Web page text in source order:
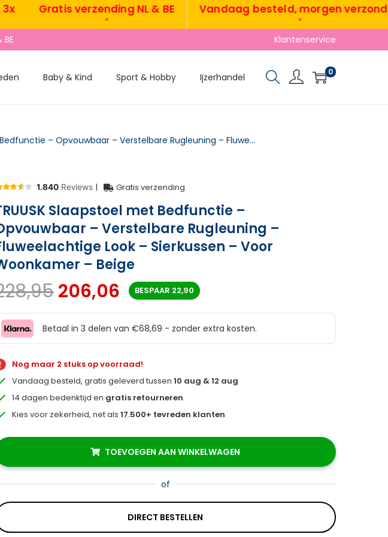
Gratis verzending NL & BE Vandaag besteld, morgen verzonden
verzonden Klantenservice
Baby & Kind Sport & Hobby Ijzerhandel 0
TRUUSK Slaapstoel met Bedfunctie – Opvouwbaar – Verstelbare Rugleuning – Fluweelachtige Look – Sierkussen – Voor Woonkamer – Beige
| Gratis verzending
Slaapstoel met Bedfunctie –
– Verstelbare Rugleuning –
Look – Sierkussen – Voor
– Beige
206,06 BESPAAR 22,90
Betaal in 3 delen van €68,69 - zonder extra kosten.
Nog maar 2 stuks op voorraad!
Vandaag besteld, gratis geleverd tussen10 aug & 12 aug
14 dagen bedenktijd en gratis retourneren
Kies voor zekerheid, net als17.500+ tevreden klanten
TOEVOEGEN AAN WINKELWAGEN
of
DIRECT BESTELLEN